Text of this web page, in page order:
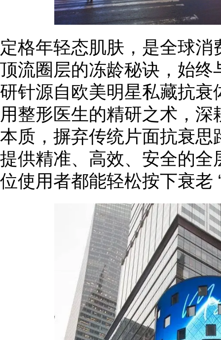
定格年轻态肌肤，是全球
顶流圈层的冻龄秘诀，始
研针源自欧美明星私藏抗
用整形医生的精研之术，
本质，摒弃传统片面抗衰
提供精准、高效、安全的
位使用者都能轻松按下衰老